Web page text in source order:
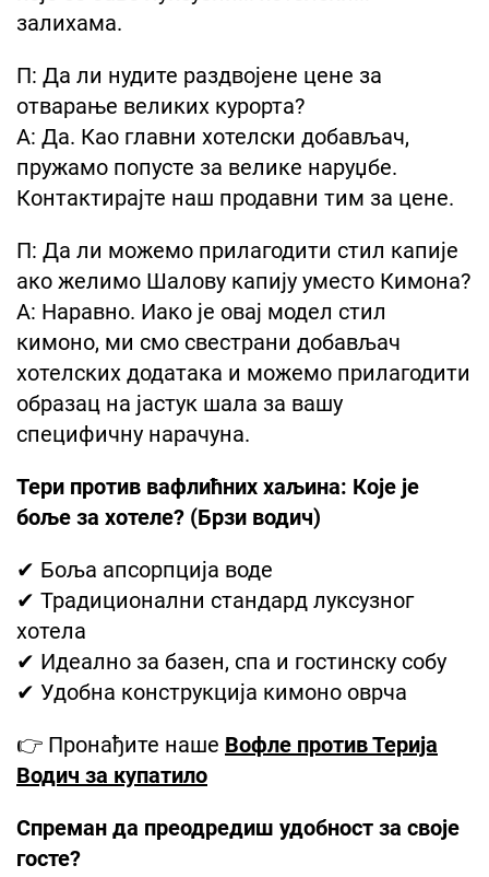
залихама.
П: Да ли нудите раздвојене цене за
отварање великих курорта?
А: Да. Као главни хотелски добављач,
пружамо попусте за велике наруџбе.
Контактирајте наш продавни тим за цене.
П: Да ли можемо прилагодити стил капије
ако желимо Шалову капију уместо Кимона?
А: Наравно. Иако је овај модел стил
кимоно, ми смо свестрани добављач
хотелских додатака и можемо прилагодити
образац на јастук шала за вашу
специфичну нарачуна.
Тери против вафлићних хаљина: Које је
боље за хотеле? (Брзи водич)
✔ Боља апсорпција воде
✔ Традиционални стандард луксузног
хотела
✔ Идеално за базен, спа и гостинску собу
✔ Удобна конструкција кимоно оврча
👉 Пронађите наше Вофле против Терија
Водич за купатило
Спреман да преодредиш удобност за своје
госте?